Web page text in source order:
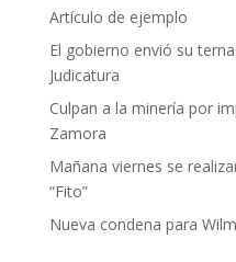
Artículo de ejemplo
El gobierno envió su
Judicatura
Culpan a la minería por
Zamora
Mañana viernes se
“Fito”
Nueva condena para